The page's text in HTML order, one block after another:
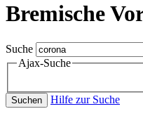
Bremische
Suche
Ajax-Suche
Suchen Hilfe zur Suche